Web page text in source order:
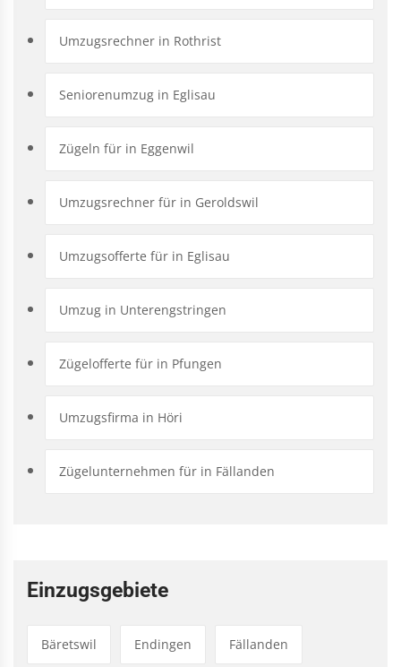
Umzugsrechner in Rothrist
Seniorenumzug in Eglisau
Zügeln für in Eggenwil
Umzugsrechner für in Geroldswil
Umzugsofferte für in Eglisau
Umzug in Unterengstringen
Zügelofferte für in Pfungen
Umzugsfirma in Höri
Zügelunternehmen für in Fällanden
Einzugsgebiete
Bäretswil Endingen Fällanden